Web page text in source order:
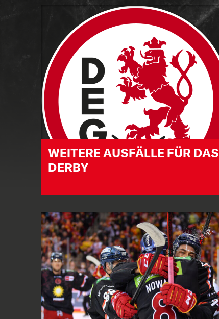
WEITERE AUSFÄLLE FÜR DAS
DERBY